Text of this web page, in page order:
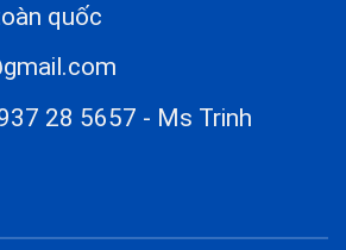
quốc
28 5657 - Ms Trinh